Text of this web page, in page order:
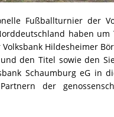
Fußballturnier der
haben um
Hildesheimer
den Titel sowie den
Schaumburg eG in
der